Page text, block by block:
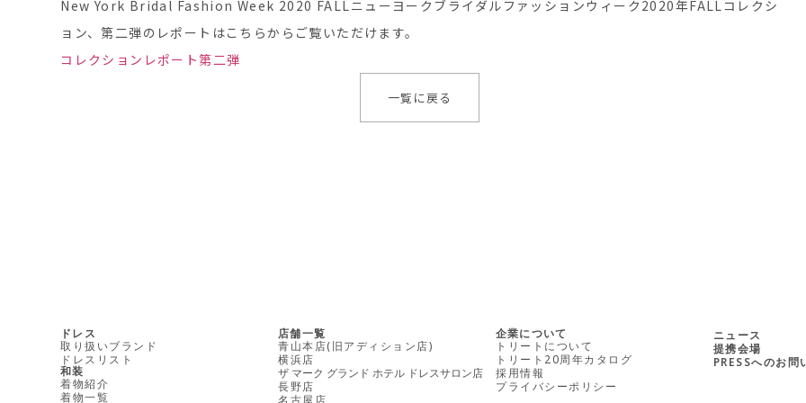
New York Bridal Fashion Week 2020 FALLニューヨークブライダルファッションウィーク2020年FALLコレクシ
ョン、第二弾のレポートはこちらからご覧いただけます。
コレクションレポート第二弾
一覧に戻る
ドレス
取り扱いブランド
ドレスリスト
和装
着物紹介
店舗一覧
青山本店(旧アディション店)
横浜店
ザ マーク グランド ホテル ドレスサロン店
長野店
企業について
トリートについて
トリート20周年カタログ
採用情報
プライバシーポリシー
ニュース
提携会場
PRESSへのお問